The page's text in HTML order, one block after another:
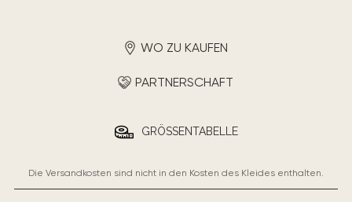
WO ZU KAUFEN
PARTNERSCHAFT
GRÖSSENTABELLE
Die Versandkosten sind nicht in den Kosten des Kleides enthalten.